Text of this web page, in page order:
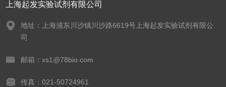
上海起发实验试剂有限公司
地址：上海浦东川沙镇川沙路6619号上海起发实验试剂有限公
司
邮箱：xs1@78bio.com
传真：021-50724961